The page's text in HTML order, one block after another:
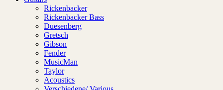
Rickenbacker
Rickenbacker Bass
Duesenberg
Gretsch
Gibson
Fender
MusicMan
Taylor
Acoustics